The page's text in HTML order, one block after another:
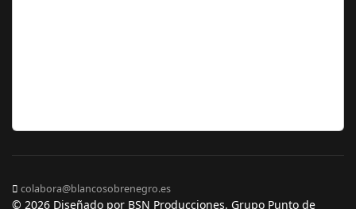
colabora@blancosobrenegro.es
© 2026 Diseñado por BSN Producciones. Grupo Punto de